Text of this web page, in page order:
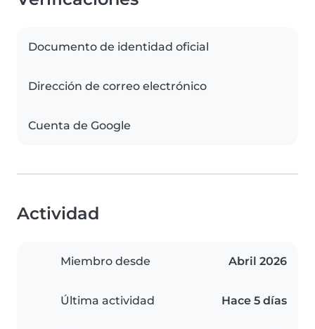
Documento de identidad oficial
Dirección de correo electrónico
Cuenta de Google
Actividad
Miembro desde Abril 2026
Última actividad Hace 5 días